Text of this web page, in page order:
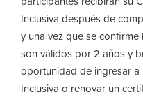
Inclusiva después de
y una vez que se
son válidos por 2 años y
oportunidad de ingresar
Inclusiva o renovar un